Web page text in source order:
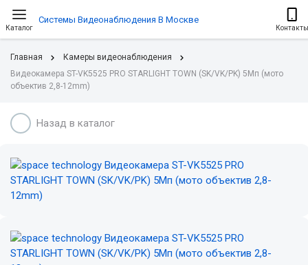
Каталог
Системы Видеонаблюдения В Москве
Контакты
Главная
Камеры видеонаблюдения
Видеокамера ST-VK5525 PRO STARLIGHT TOWN (SK/VK/PK) 5Мп (мото
объектив 2,8-12mm)
Назад в каталог